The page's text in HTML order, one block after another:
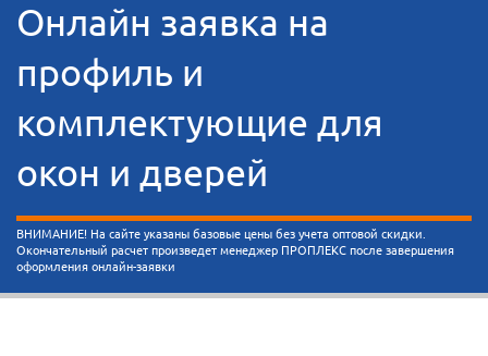
Онлайн заявка на
профиль и
комплектующие для
окон и дверей
ВНИМАНИЕ! На сайте указаны базовые цены без учета оптовой скидки.
Окончательный расчет произведет менеджер ПРОПЛЕКС после завершения
оформления онлайн-заявки